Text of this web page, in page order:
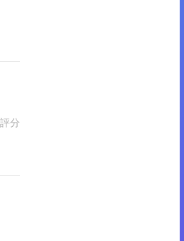
分